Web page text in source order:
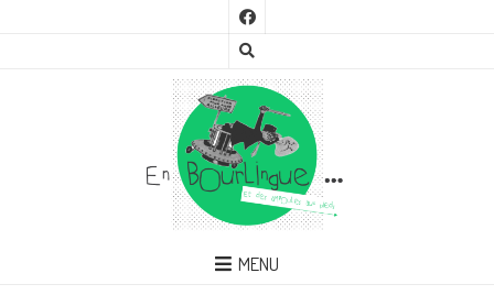
MENU